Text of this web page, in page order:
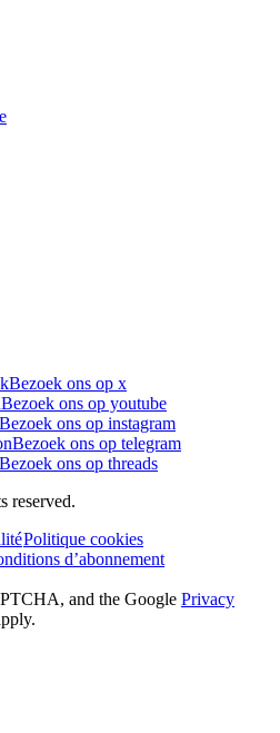
Bezoek ons op x
Bezoek ons op youtube
Bezoek ons op instagram
Bezoek ons op telegram
Bezoek ons op threads
reserved.
Politique cookies
d’abonnement
and the Google Privacy